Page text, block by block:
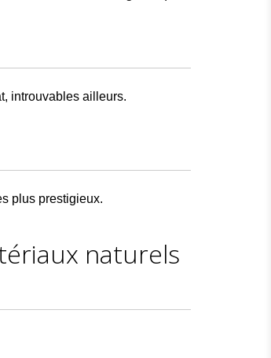
introuvables ailleurs.
plus prestigieux.
naturels